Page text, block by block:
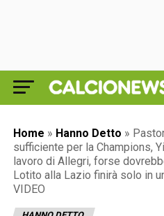
Home » Hanno Detto »
sufficiente per la Champions,
lavoro di Allegri, forse
Lotito alla Lazio finirà solo in
VIDEO